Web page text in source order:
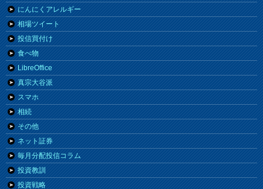
にんにくアレルギー
相場ツイート
投信買付け
食べ物
LibreOffice
真宗大谷派
スマホ
相続
その他
ネット証券
毎月分配投信コラム
投資教訓
投資戦略